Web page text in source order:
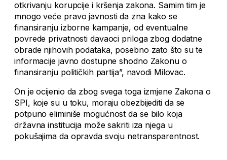
otkrivanju korupcije i kršenja zakona. Samim tim je
mnogo veće pravo javnosti da zna kako se
finansiranju izborne kampanje, od eventualne
povrede privatnosti davaoci priloga zbog dodatne
obrade njihovih podataka, posebno zato što su te
informacije javno dostupne shodno Zakonu o
finansiranju političkih partija”, navodi Milovac.
On je ocijenio da zbog svega toga izmjene Zakona o
SPI, koje su u toku, moraju obezbijediti da se
potpuno eliminiše mogućnost da se bilo koja
državna institucija može sakriti iza njega u
pokušajima da opravda svoju netransparentnost.